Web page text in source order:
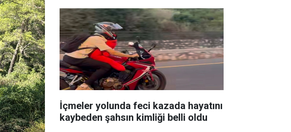
İçmeler yolunda feci kazada hayatını
kaybeden şahsın kimliği belli oldu